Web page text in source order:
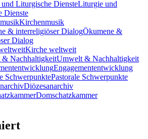
Liturgie und
Dienste
Kirchenmusik
Ökumene &
Dialog
Kirche weltweit
Umwelt & Nachhaltigkeit
Engagemententwicklung
Pastorale Schwerpunkte
Diözesanarchiv
Domschatzkammer